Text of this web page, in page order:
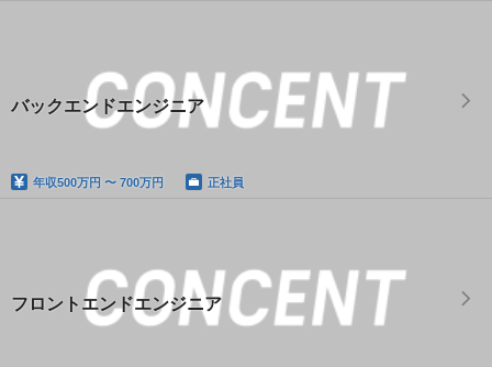
バックエンドエンジニア
年収500万円 〜 700万円 正社員
フロントエンドエンジニア